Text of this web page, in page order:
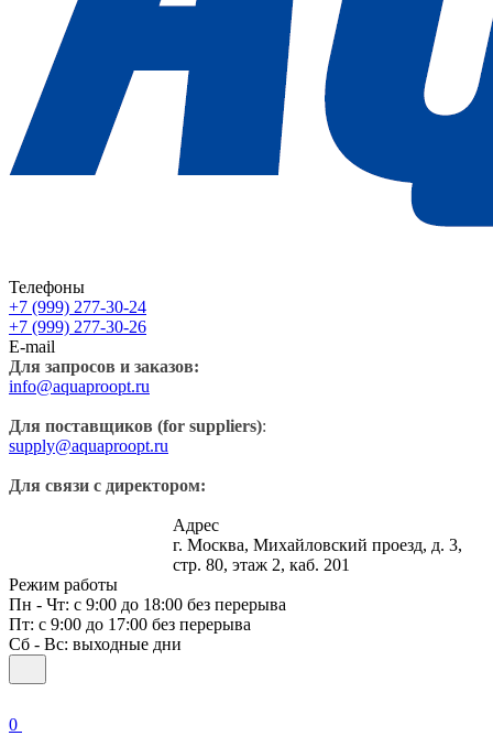
Телефоны
+7 (999) 277-30-24
+7 (999) 277-30-26
E-mail
Для запросов и заказов:
info@aquaproopt.ru
Для поставщиков (for suppliers):
supply@aquaproopt.ru
Для связи с директором:
Адрес
г. Москва, Михайловский проезд, д. 3,
стр. 80, этаж 2, каб. 201
Режим работы
Пн - Чт: с 9:00 до 18:00 без перерыва
Пт: с 9:00 до 17:00 без перерыва
Сб - Вс: выходные дни
0